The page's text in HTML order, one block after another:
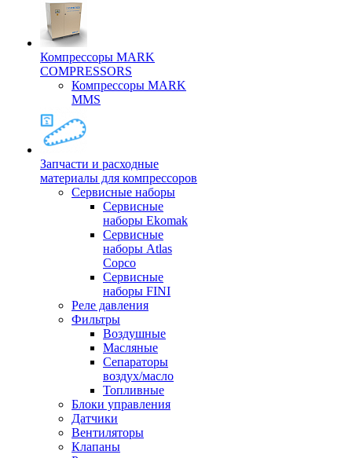
Компрессоры MARK
COMPRESSORS
Компрессоры MARK
MMS
Запчасти и расходные
материалы для компрессоров
Cервисные наборы
Сервисные
наборы Ekomak
Cервисные
наборы Atlas
Copco
Сервисные
наборы FINI
Реле давления
Фильтры
Воздушные
Масляные
Сепараторы
воздух/масло
Топливные
Блоки управления
Датчики
Вентиляторы
Клапаны